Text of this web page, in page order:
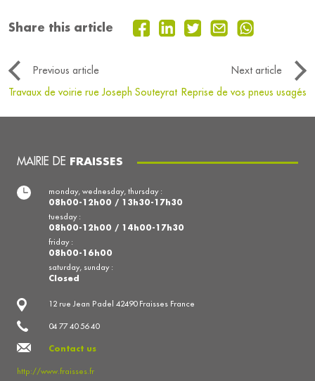
Share this article
Previous article
Next article
Travaux de voirie rue Joseph Souteyrat Reprise de vos pneus usagés
MAIRIE DE FRAISSES
12 rue Jean Padel 42490 Fraisses France
04 77 40 56 40
Contact us
http://www.fraisses.fr
monday, wednesday, thursday :
08h00-12h00 / 13h30-17h30
tuesday :
08h00-12h00 / 14h00-17h30
friday :
08h00-16h00
saturday, sunday :
Closed